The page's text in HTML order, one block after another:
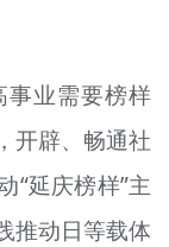
业需要榜样
开辟、畅通社
“延庆榜样”主
推动日等载体